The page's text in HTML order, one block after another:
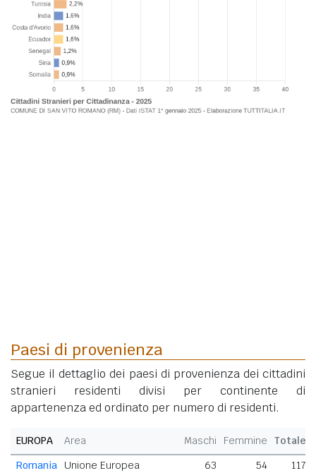
Paesi di provenienza
Segue il dettaglio dei paesi di provenienza dei cittadini
stranieri residenti divisi per continente di
appartenenza ed ordinato per numero di residenti.
EUROPA Area Maschi Femmine
Totale
Romania
Unione Europea 63 54 117